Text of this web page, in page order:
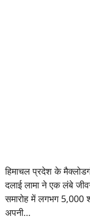
हिमाचल प्रदेश के
दलाई लामा ने एक लंबे
समारोह में लगभग 5,000
अपनी…